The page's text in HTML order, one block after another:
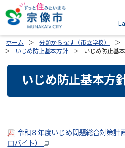
ホーム 分類から探す（市立学校）
いじめ防止基本方針
いじめ防止基
いじめ防止基本方
令和８年度いじめ問題総合対策計
ロバイト）